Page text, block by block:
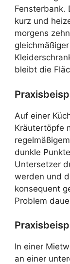
Fensterbank.
kurz und
morgens
bleibt die
Auf einer
Kräutertöpfe
dunkle
Untersetzer
werden und
konsequent
Problem
In einer
an einer